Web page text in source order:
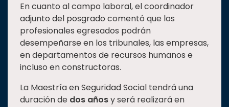
En cuanto al campo laboral, el coordinador
adjunto del posgrado comentó que los
profesionales egresados podrán
desempeñarse en los tribunales, las empresas,
en departamentos de recursos humanos e
incluso en constructoras.
La Maestría en Seguridad Social tendrá una
duración de dos añosy será realizará en